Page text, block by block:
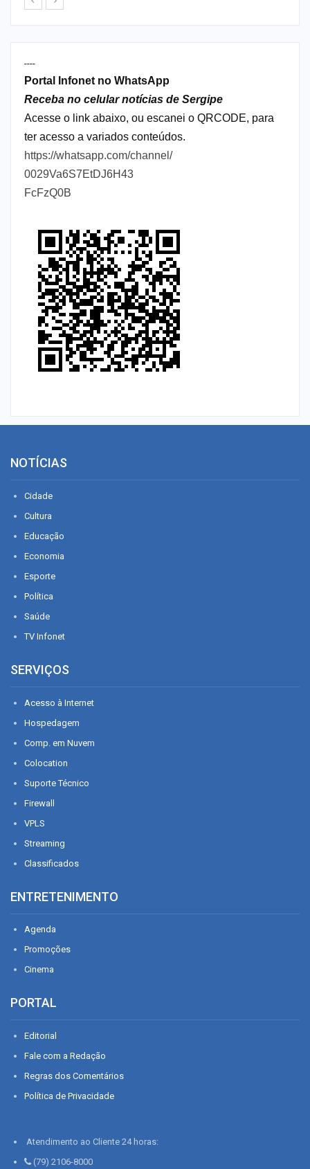
----
Portal Infonet no WhatsApp
Receba no celular notícias de Sergipe
Acesse o link abaixo, ou escanei o QRCODE, para
ter acesso a variados conteúdos.
https://whatsapp.com/channel/
0029Va6S7EtDJ6H43
FcFzQ0B
NOTÍCIAS
Cidade
Cultura
Educação
Economia
Esporte
Política
Saúde
TV Infonet
SERVIÇOS
Acesso à Internet
Hospedagem
Comp. em Nuvem
Colocation
Suporte Técnico
Firewall
VPLS
Streaming
Classificados
ENTRETENIMENTO
Agenda
Promoções
Cinema
PORTAL
Editorial
Fale com a Redação
Regras dos Comentários
Política de Privacidade
Atendimento ao Cliente 24 horas:
(79) 2106-8000